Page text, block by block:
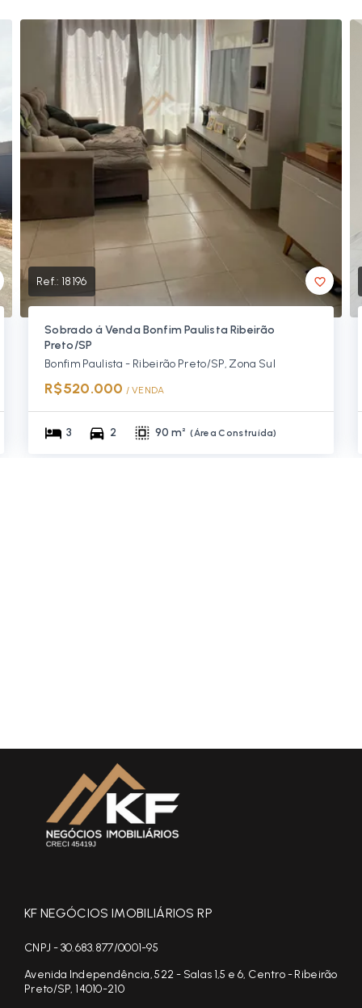
Ref.: 18196
Sobrado á Venda Bonfim Paulista Ribeirão
Preto/SP
Bonfim Paulista - Ribeirão Preto/SP, Zona Sul
R$520.000 / VENDA
3 2 90 m² (Área Construída)
KF NEGÓCIOS IMOBILIÁRIOS RP
CNPJ - 30.683.877/0001-95
Avenida Independência, 522 - Salas 1,5 e 6, Centro - Ribeirão
Preto/SP, 14010-210